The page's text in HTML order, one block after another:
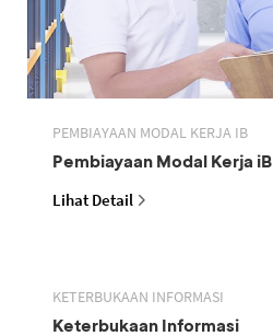
PEMBIAYAAN MODAL KERJA IB
Pembiayaan Modal Kerja iB
Lihat Detail
KETERBUKAAN INFORMASI
Keterbukaan Informasi